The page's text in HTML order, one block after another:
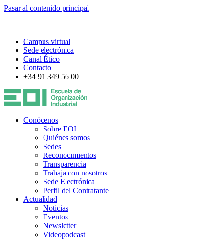
Pasar al contenido principal
Campus virtual
Sede electrónica
Canal Ético
Contacto
+34 91 349 56 00
Conócenos
Sobre EOI
Quiénes somos
Sedes
Reconocimientos
Transparencia
Trabaja con nosotros
Sede Electrónica
Perfil del Contratante
Actualidad
Noticias
Eventos
Newsletter
Videopodcast